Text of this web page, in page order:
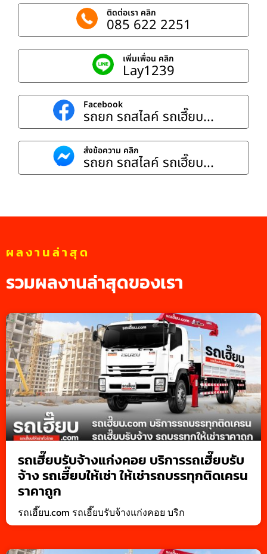
ติดต่อเรา คลิก
085 622 2251
เพิ่มเพื่อน คลิก
Lay1239
Facebook
รถยก รถสไลค์ รถเฮี๊ยบ...
ส่งข้อความ คลิก
รถยก รถสไลค์ รถเฮี๊ยบ...
ผลงานล่าสุด
รวมผลงานล่าสุดของเรา
รถเฮี๊ยบรับจ้างแก่งคอย บริการรถเฮี๊ยบรับ
จ้าง รถเฮี๊ยบให้เช่า ให้เช่ารถบรรทุกติดเครน
ราคาถูก
รถเฮี๊ยบ.com รถเฮี๊ยบรับจ้างแก่งคอย บริก